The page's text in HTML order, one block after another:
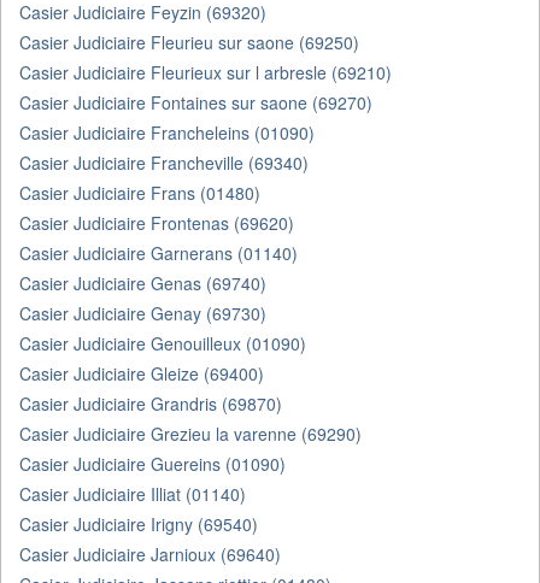
Casier Judiciaire Feyzin (69320)
Casier Judiciaire Fleurieu sur saone (69250)
Casier Judiciaire Fleurieux sur l arbresle (69210)
Casier Judiciaire Fontaines sur saone (69270)
Casier Judiciaire Francheleins (01090)
Casier Judiciaire Francheville (69340)
Casier Judiciaire Frans (01480)
Casier Judiciaire Frontenas (69620)
Casier Judiciaire Garnerans (01140)
Casier Judiciaire Genas (69740)
Casier Judiciaire Genay (69730)
Casier Judiciaire Genouilleux (01090)
Casier Judiciaire Gleize (69400)
Casier Judiciaire Grandris (69870)
Casier Judiciaire Grezieu la varenne (69290)
Casier Judiciaire Guereins (01090)
Casier Judiciaire Illiat (01140)
Casier Judiciaire Irigny (69540)
Casier Judiciaire Jarnioux (69640)